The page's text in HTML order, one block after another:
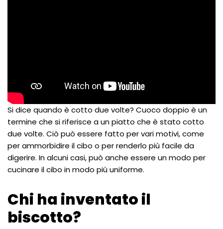
Si dice quando è cotto due volte? Cuoco doppio è un
termine che si riferisce a un piatto che è stato cotto
due volte. Ciò può essere fatto per vari motivi, come
per ammorbidire il cibo o per renderlo più facile da
digerire. In alcuni casi, può anche essere un modo per
cucinare il cibo in modo più uniforme.
Chi ha inventato il
biscotto?